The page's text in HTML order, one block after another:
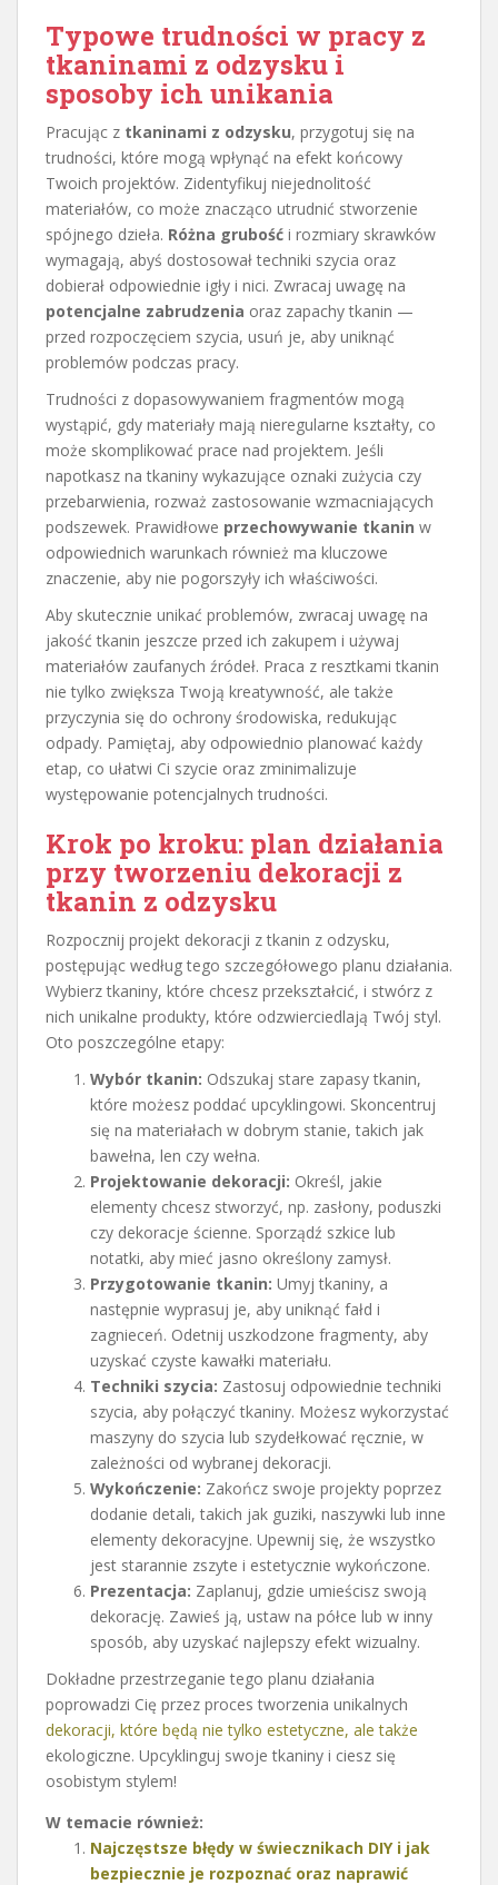
Typowe trudności w pracy z
tkaninami z odzysku i
sposoby ich unikania
Pracując z tkaninami z odzysku, przygotuj się na
trudności, które mogą wpłynąć na efekt końcowy
Twoich projektów. Zidentyfikuj niejednolitość
materiałów, co może znacząco utrudnić stworzenie
spójnego dzieła. Różna grubość i rozmiary skrawków
wymagają, abyś dostosował techniki szycia oraz
dobierał odpowiednie igły i nici. Zwracaj uwagę na
potencjalne zabrudzenia oraz zapachy tkanin —
przed rozpoczęciem szycia, usuń je, aby uniknąć
problemów podczas pracy.
Trudności z dopasowywaniem fragmentów mogą
wystąpić, gdy materiały mają nieregularne kształty, co
może skomplikować prace nad projektem. Jeśli
napotkasz na tkaniny wykazujące oznaki zużycia czy
przebarwienia, rozważ zastosowanie wzmacniających
podszewek. Prawidłowe przechowywanie tkanin w
odpowiednich warunkach również ma kluczowe
znaczenie, aby nie pogorszyły ich właściwości.
Aby skutecznie unikać problemów, zwracaj uwagę na
jakość tkanin jeszcze przed ich zakupem i używaj
materiałów zaufanych źródeł. Praca z resztkami tkanin
nie tylko zwiększa Twoją kreatywność, ale także
przyczynia się do ochrony środowiska, redukując
odpady. Pamiętaj, aby odpowiednio planować każdy
etap, co ułatwi Ci szycie oraz zminimalizuje
występowanie potencjalnych trudności.
Krok po kroku: plan działania
przy tworzeniu dekoracji z
tkanin z odzysku
Rozpocznij projekt dekoracji z tkanin z odzysku,
postępując według tego szczegółowego planu działania.
Wybierz tkaniny, które chcesz przekształcić, i stwórz z
nich unikalne produkty, które odzwierciedlają Twój styl.
Oto poszczególne etapy:
Wybór tkanin: Odszukaj stare zapasy tkanin,
które możesz poddać upcyklingowi. Skoncentruj
się na materiałach w dobrym stanie, takich jak
bawełna, len czy wełna.
Projektowanie dekoracji: Określ, jakie
elementy chcesz stworzyć, np. zasłony, poduszki
czy dekoracje ścienne. Sporządź szkice lub
notatki, aby mieć jasno określony zamysł.
Przygotowanie tkanin: Umyj tkaniny, a
następnie wyprasuj je, aby uniknąć fałd i
zagnieceń. Odetnij uszkodzone fragmenty, aby
uzyskać czyste kawałki materiału.
Techniki szycia: Zastosuj odpowiednie techniki
szycia, aby połączyć tkaniny. Możesz wykorzystać
maszyny do szycia lub szydełkować ręcznie, w
zależności od wybranej dekoracji.
Wykończenie: Zakończ swoje projekty poprzez
dodanie detali, takich jak guziki, naszywki lub inne
elementy dekoracyjne. Upewnij się, że wszystko
jest starannie zszyte i estetycznie wykończone.
Prezentacja: Zaplanuj, gdzie umieścisz swoją
dekorację. Zawieś ją, ustaw na półce lub w inny
sposób, aby uzyskać najlepszy efekt wizualny.
Dokładne przestrzeganie tego planu działania
poprowadzi Cię przez proces tworzenia unikalnych
dekoracji, które będą nie tylko estetyczne, ale także
ekologiczne. Upcyklinguj swoje tkaniny i ciesz się
osobistym stylem!
W temacie również:
Najczęstsze błędy w świecznikach DIY i jak
bezpiecznie je rozpoznać oraz naprawić